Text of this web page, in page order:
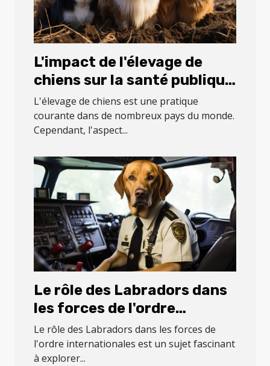
L'impact de l'élevage de
chiens sur la santé publique
: le cas de la ferme des
Carons
L'élevage de chiens est une pratique
courante dans de nombreux pays du monde.
Cependant, l'aspect...
Le rôle des Labradors dans
les forces de l'ordre
internationales
Le rôle des Labradors dans les forces de
l'ordre internationales est un sujet fascinant
à explorer...